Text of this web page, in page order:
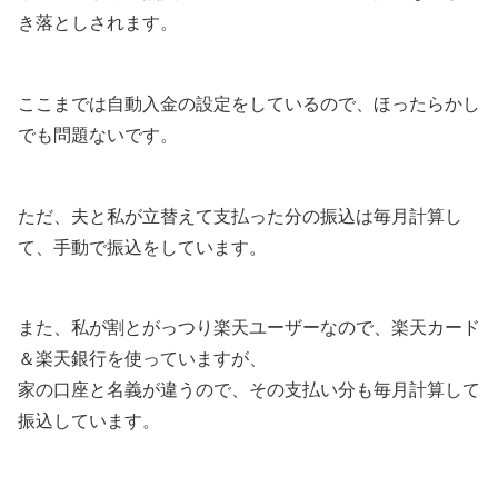
き落としされます。
ここまでは自動入金の設定をしているので、ほったらかし
でも問題ないです。
ただ、夫と私が立替えて支払った分の振込は毎月計算し
て、手動で振込をしています。
また、私が割とがっつり楽天ユーザーなので、楽天カード
＆楽天銀行を使っていますが、
家の口座と名義が違うので、その支払い分も毎月計算して
振込しています。